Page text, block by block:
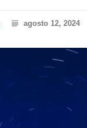
agosto 12, 2024